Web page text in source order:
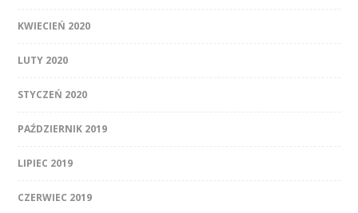
KWIECIEŃ 2020
LUTY 2020
STYCZEŃ 2020
PAŹDZIERNIK 2019
LIPIEC 2019
CZERWIEC 2019